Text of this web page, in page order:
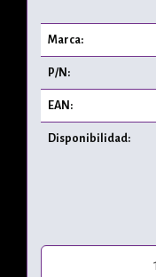
Marca:
P/N:
EAN:
Disponibilidad: